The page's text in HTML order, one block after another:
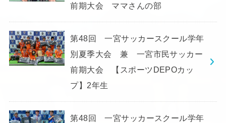
前期大会 ママさんの部
第48回 一宮サッカースクール学年
別夏季大会 兼 一宮市民サッカー
前期大会 【スポーツDEPOカッ
プ】2年生
第48回 一宮サッカースクール学年